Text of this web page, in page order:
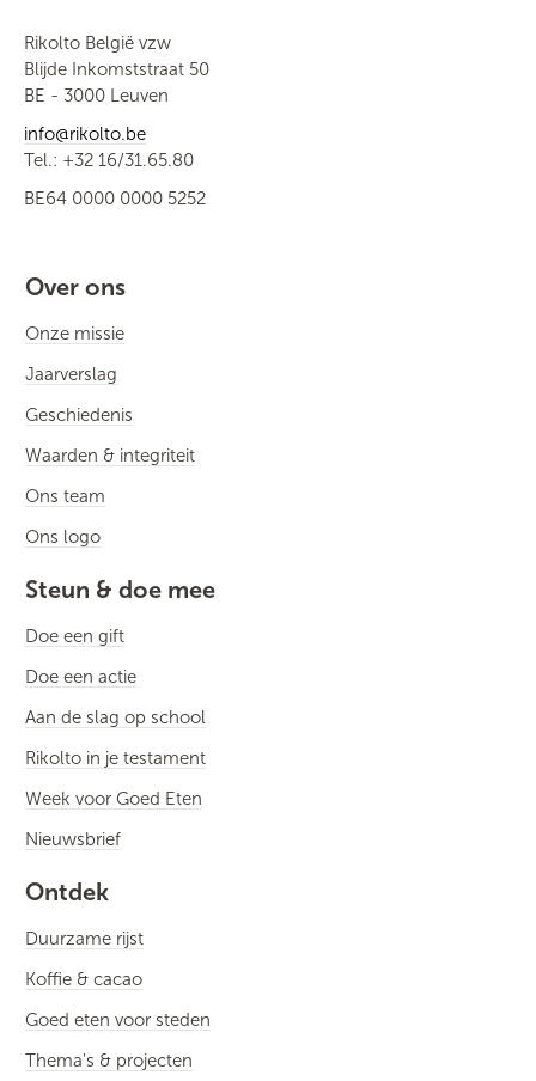
Rikolto België vzw
Blijde Inkomststraat 50
BE - 3000 Leuven
info@rikolto.be
Tel.: +32 16/31.65.80
BE64 0000 0000 5252
Over ons
Onze missie
Jaarverslag
Geschiedenis
Waarden & integriteit
Ons team
Ons logo
Steun & doe mee
Doe een gift
Doe een actie
Aan de slag op school
Rikolto in je testament
Week voor Goed Eten
Nieuwsbrief
Ontdek
Duurzame rijst
Koffie & cacao
Goed eten voor steden
Thema's & projecten